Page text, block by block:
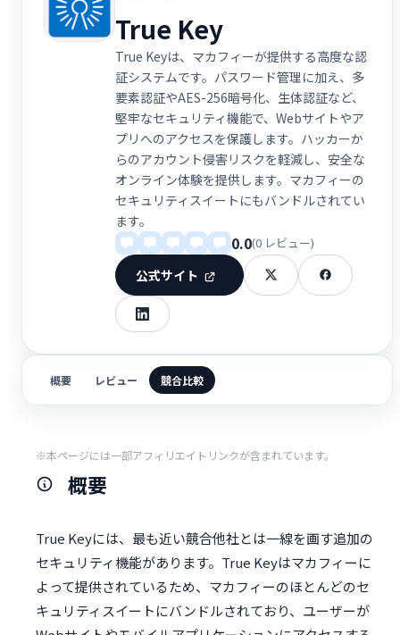
True Key
True Keyは、マカフィーが提供する高度な認
証システムです。パスワード管理に加え、多
要素認証やAES-256暗号化、生体認証など、
堅牢なセキュリティ機能で、Webサイトやア
プリへのアクセスを保護します。ハッカーか
らのアカウント侵害リスクを軽減し、安全な
オンライン体験を提供します。マカフィーの
セキュリティスイートにもバンドルされてい
ます。
0.0(0 レビュー)
公式サイト
概要 レビュー 競合比較
※本ページには一部アフィリエイトリンクが含まれています。
概要
True Keyには、最も近い競合他社とは一線を画す追加の
セキュリティ機能があります。True Keyはマカフィーに
よって提供されているため、マカフィーのほとんどのセ
キュリティスイートにバンドルされており、ユーザーが